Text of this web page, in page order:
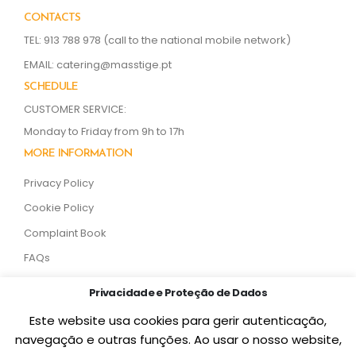
CONTACTS
TEL: 913 788 978 (call to the national mobile network)
EMAIL: catering@masstige.pt
SCHEDULE
CUSTOMER SERVICE:
Monday to Friday from 9h to 17h
MORE INFORMATION
Privacy Policy
Cookie Policy
Complaint Book
FAQs
SOCIAL MEDIAPrivacidade e Proteção de Dados
Este website usa cookies para gerir autenticação,
navegação e outras funções. Ao usar o nosso website,